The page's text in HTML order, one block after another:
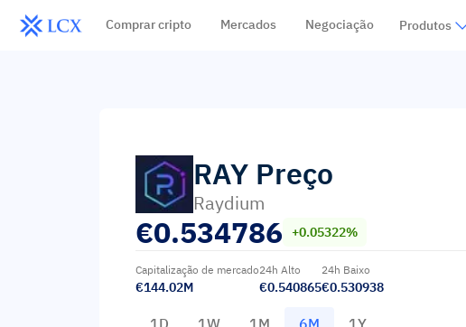
Comprar cripto Mercados Negociação Produtos
RAY Preço
Raydium
€0.534786 +0.05322%
Capitalização de mercado
€144.02M
24h Alto
€0.540865
24h Baixo
€0.530938
1D 1W 1M 6M 1Y